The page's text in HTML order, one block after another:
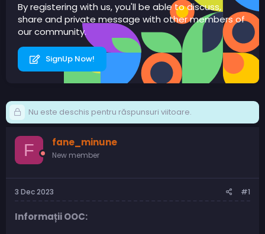
c
t
k
By registering with us, you'll be able to discuss,
share and private message with other members of
our community.
SignUp Now!
Nu este deschis pentru răspunsuri viitoare.
F fane_minune
New member
3 Dec 2023 #1
Informații OOC: